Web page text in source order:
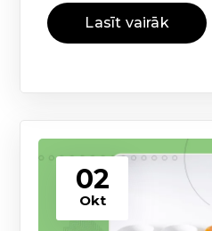
Lasīt vairāk
02
Okt